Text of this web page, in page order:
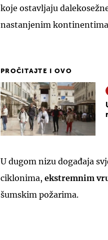
koje ostavljaju
nastanjenim
PROČITAJTE I OVO
U dugom nizu događaja
ciklonima, ekstremnim
šumskim požarima.